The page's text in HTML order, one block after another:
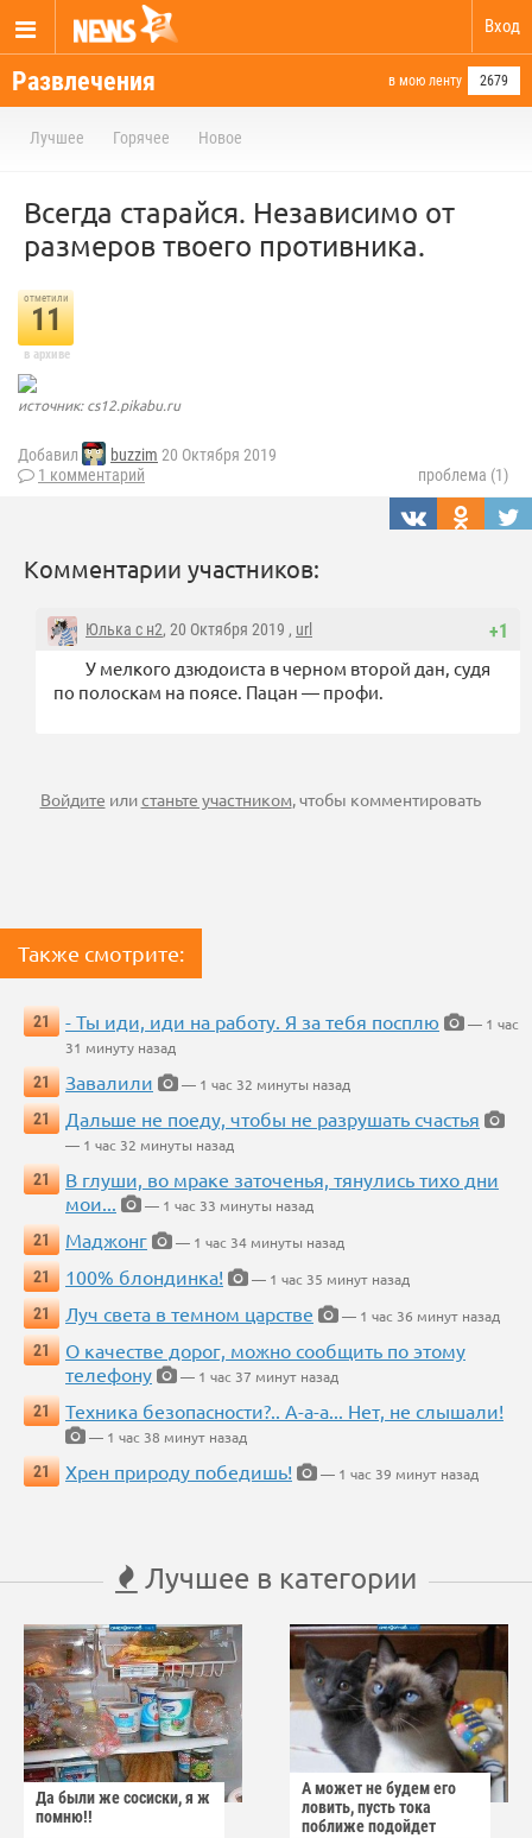
Вход
Развлечения в мою ленту 2679
Лучшее Горячее Новое
Всегда старайся. Независимо от
размеров твоего противника.
отметили
11
в архиве
источник: cs12.pikabu.ru
Добавил buzzim 20 Октября 2019
1 комментарий
проблема (1)
Комментарии участников:
+1
Юлька с н2, 20 Октября 2019 , url
У мелкого дзюдоиста в черном второй дан, судя
по полоскам на поясе. Пацан — профи.
Войдите илистаньте участником, чтобы комментировать
Также смотрите:
21 - Ты иди, иди на работу. Я за тебя посплю
— 1 час
31 минуту назад
21
Завалили
— 1 час 32 минуты назад
21
Дальше не поеду, чтобы не разрушать счастья
— 1 час 32 минуты назад
21
В глуши, во мраке заточенья, тянулись тихо дни
мои...
— 1 час 33 минуты назад
21
Маджонг
— 1 час 34 минуты назад
21
100% блондинка!
— 1 час 35 минут назад
21
Луч света в темном царстве
— 1 час 36 минут назад
21
О качестве дорог, можно сообщить по этому
телефону
— 1 час 37 минут назад
21
Техника безопасности?.. А-а-а... Нет, не слышали!
— 1 час 38 минут назад
21
Хрен природу победишь! — 1 час 39 минут назад
Лучшее в категории
Да были же сосиски, я ж
помню!!
А может не будем его
ловить, пусть тока
поближе подойдет